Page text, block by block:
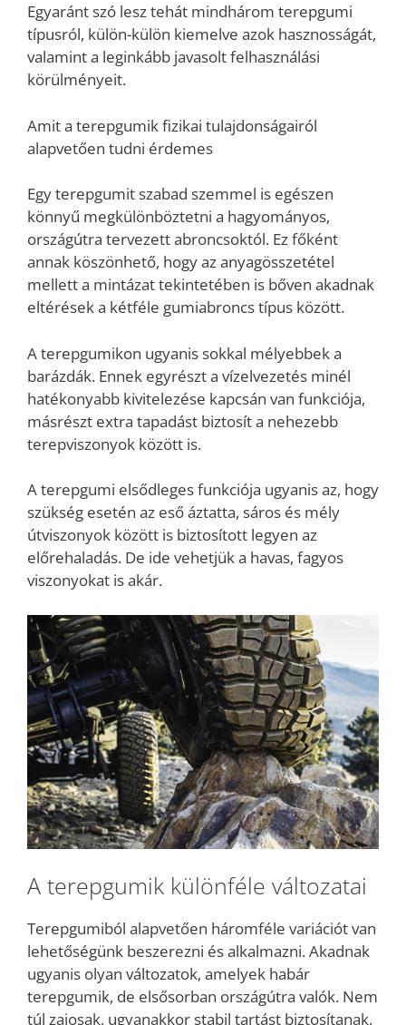
Egyaránt szó lesz tehát mindhárom terepgumi
típusról, külön-külön kiemelve azok hasznosságát,
valamint a leginkább javasolt felhasználási
körülményeit.
Amit a terepgumik fizikai tulajdonságairól
alapvetően tudni érdemes
Egy terepgumit szabad szemmel is egészen
könnyű megkülönböztetni a hagyományos,
országútra tervezett abroncsoktól. Ez főként
annak köszönhető, hogy az anyagösszetétel
mellett a mintázat tekintetében is bőven akadnak
eltérések a kétféle gumiabroncs típus között.
A terepgumikon ugyanis sokkal mélyebbek a
barázdák. Ennek egyrészt a vízelvezetés minél
hatékonyabb kivitelezése kapcsán van funkciója,
másrészt extra tapadást biztosít a nehezebb
terepviszonyok között is.
A terepgumi elsődleges funkciója ugyanis az, hogy
szükség esetén az eső áztatta, sáros és mély
útviszonyok között is biztosított legyen az
előrehaladás. De ide vehetjük a havas, fagyos
viszonyokat is akár.
A terepgumik különféle változatai
Terepgumiból alapvetően háromféle variációt van
lehetőségünk beszerezni és alkalmazni. Akadnak
ugyanis olyan változatok, amelyek habár
terepgumik, de elsősorban országútra valók. Nem
túl zajosak, ugyanakkor stabil tartást biztosítanak.